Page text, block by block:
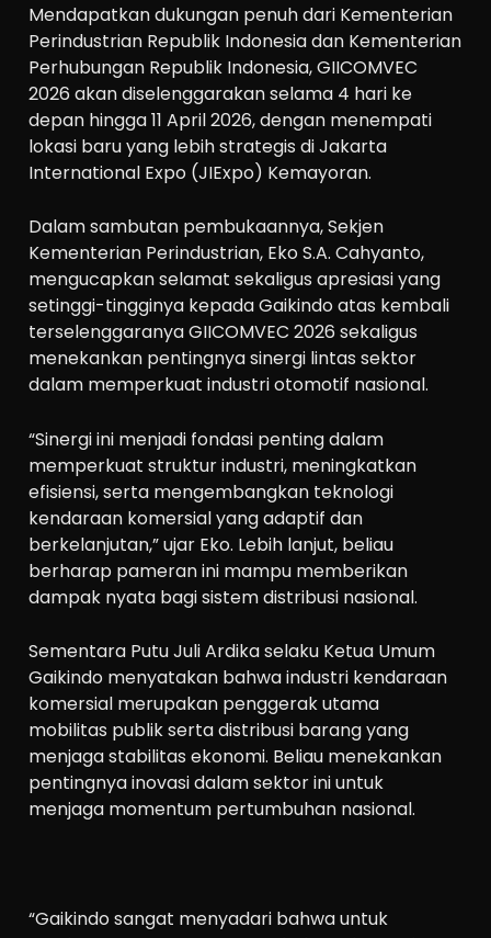
Mendapatkan dukungan penuh dari Kementerian
Perindustrian Republik Indonesia dan Kementerian
Perhubungan Republik Indonesia, GIICOMVEC
2026 akan diselenggarakan selama 4 hari ke
depan hingga 11 April 2026, dengan menempati
lokasi baru yang lebih strategis di Jakarta
International Expo (JIExpo) Kemayoran.
Dalam sambutan pembukaannya, Sekjen
Kementerian Perindustrian, Eko S.A. Cahyanto,
mengucapkan selamat sekaligus apresiasi yang
setinggi-tingginya kepada Gaikindo atas kembali
terselenggaranya GIICOMVEC 2026 sekaligus
menekankan pentingnya sinergi lintas sektor
dalam memperkuat industri otomotif nasional.
“Sinergi ini menjadi fondasi penting dalam
memperkuat struktur industri, meningkatkan
efisiensi, serta mengembangkan teknologi
kendaraan komersial yang adaptif dan
berkelanjutan,” ujar Eko. Lebih lanjut, beliau
berharap pameran ini mampu memberikan
dampak nyata bagi sistem distribusi nasional.
Sementara Putu Juli Ardika selaku Ketua Umum
Gaikindo menyatakan bahwa industri kendaraan
komersial merupakan penggerak utama
mobilitas publik serta distribusi barang yang
menjaga stabilitas ekonomi. Beliau menekankan
pentingnya inovasi dalam sektor ini untuk
menjaga momentum pertumbuhan nasional.
“Gaikindo sangat menyadari bahwa untuk